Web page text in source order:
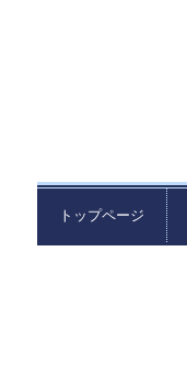
トップページ